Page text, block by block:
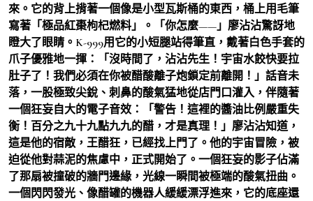
來。它的背上揹著一個像是小型瓦斯桶的東西，桶上用毛筆
寫著「極品紅棗枸杞燃料」。「你怎麼——」廖沾沾驚訝地
瞪大了眼睛。K-999用它的小短腿站得筆直，戴著白色手套的
爪子優雅地一揮：「沒時間了，沾沾先生！宇宙水餃快要拉
肚子了！我們必須在你被醋酸離子炮鎖定前離開！」話音未
落，一股極致尖銳、刺鼻的酸氣猛地從店門口灌入，伴隨著
一個狂妄自大的電子音效：「警告！這裡的醬油比例嚴重失
衡！百分之九十九點九九的醋，才是真理！」廖沾沾知道，
這是他的宿敵，王醋狂，已經找上門了。他的宇宙冒險，被
迫從他對蒜泥的焦慮中，正式開始了。一個狂妄的影子佔滿
了那扇被撞破的牆門邊緣，光線一瞬間被極端的酸氣扭曲。
一個閃閃發光、像醋罐的機器人緩緩漂浮進來，它的底座還